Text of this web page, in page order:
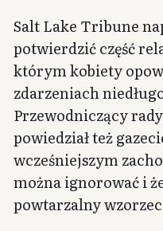
Salt Lake Tribune
potwierdzić część
którym kobiety
zdarzeniach
Przewodniczący
powiedział też
wcześniejszym
można ignorować i
powtarzalny